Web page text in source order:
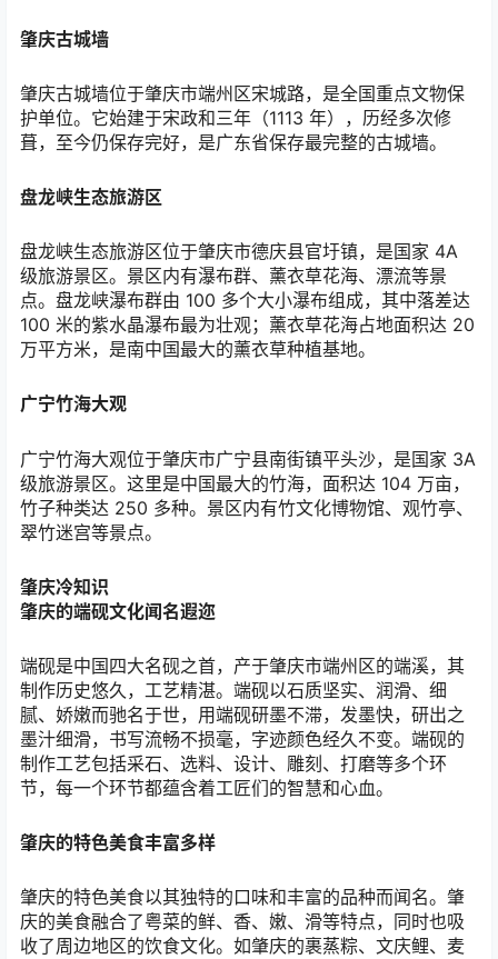
肇庆古城墙
肇庆古城墙位于肇庆市端州区宋城路，是全国重点文物保
护单位。它始建于宋政和三年（1113 年），历经多次修
葺，至今仍保存完好，是广东省保存最完整的古城墙。
盘龙峡生态旅游区
盘龙峡生态旅游区位于肇庆市德庆县官圩镇，是国家 4A
级旅游景区。景区内有瀑布群、薰衣草花海、漂流等景
点。盘龙峡瀑布群由 100 多个大小瀑布组成，其中落差达
100 米的紫水晶瀑布最为壮观；薰衣草花海占地面积达 20
万平方米，是南中国最大的薰衣草种植基地。
广宁竹海大观
广宁竹海大观位于肇庆市广宁县南街镇平头沙，是国家 3A
级旅游景区。这里是中国最大的竹海，面积达 104 万亩，
竹子种类达 250 多种。景区内有竹文化博物馆、观竹亭、
翠竹迷宫等景点。
肇庆冷知识
肇庆的端砚文化闻名遐迩
端砚是中国四大名砚之首，产于肇庆市端州区的端溪，其
制作历史悠久，工艺精湛。端砚以石质坚实、润滑、细
腻、娇嫩而驰名于世，用端砚研墨不滞，发墨快，研出之
墨汁细滑，书写流畅不损毫，字迹颜色经久不变。端砚的
制作工艺包括采石、选料、设计、雕刻、打磨等多个环
节，每一个环节都蕴含着工匠们的智慧和心血。
肇庆的特色美食丰富多样
肇庆的特色美食以其独特的口味和丰富的品种而闻名。肇
庆的美食融合了粤菜的鲜、香、嫩、滑等特点，同时也吸
收了周边地区的饮食文化。如肇庆的裹蒸粽、文庆鲤、麦